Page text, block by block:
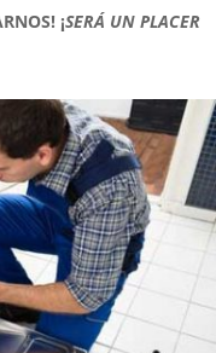
¡SERÁ UN PLACER